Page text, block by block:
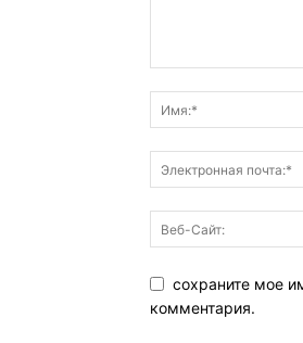
сохраните мое
комментария.